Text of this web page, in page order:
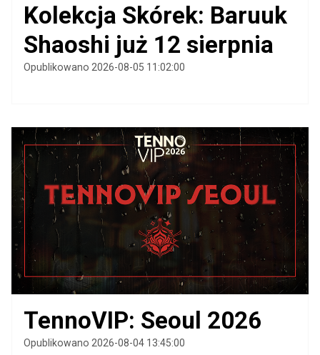
Kolekcja Skórek: Baruuk
Shaoshi już 12 sierpnia
Opublikowano 2026-08-05 11:02:00
TennoVIP: Seoul 2026
Opublikowano 2026-08-04 13:45:00